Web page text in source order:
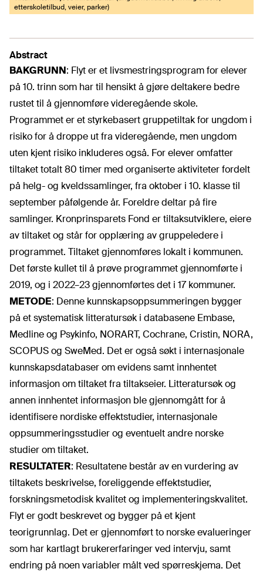
etterskoletilbud, veier, parker)
Abstract
BAKGRUNN: Flyt er et livsmestringsprogram for elever
på 10. trinn som har til hensikt å gjøre deltakere bedre
rustet til å gjennomføre videregående skole.
Programmet er et styrkebasert gruppetiltak for ungdom i
risiko for å droppe ut fra videregående, men ungdom
uten kjent risiko inkluderes også. For elever omfatter
tiltaket totalt 80 timer med organiserte aktiviteter fordelt
på helg- og kveldssamlinger, fra oktober i 10. klasse til
september påfølgende år. Foreldre deltar på fire
samlinger. Kronprinsparets Fond er tiltaksutviklere, eiere
av tiltaket og står for opplæring av gruppeledere i
programmet. Tiltaket gjennomføres lokalt i kommunen.
Det første kullet til å prøve programmet gjennomførte i
2019, og i 2022–23 gjennomførtes det i 17 kommuner.
METODE: Denne kunnskapsoppsummeringen bygger
på et systematisk litteratursøk i databasene Embase,
Medline og Psykinfo, NORART, Cochrane, Cristin, NORA,
SCOPUS og SweMed. Det er også søkt i internasjonale
kunnskapsdatabaser om evidens samt innhentet
informasjon om tiltaket fra tiltakseier. Litteratursøk og
annen innhentet informasjon ble gjennomgått for å
identifisere nordiske effektstudier, internasjonale
oppsummeringsstudier og eventuelt andre norske
studier om tiltaket.
RESULTATER: Resultatene består av en vurdering av
tiltakets beskrivelse, foreliggende effektstudier,
forskningsmetodisk kvalitet og implementeringskvalitet.
Flyt er godt beskrevet og bygger på et kjent
teorigrunnlag. Det er gjennomført to norske evalueringer
som har kartlagt brukererfaringer ved intervju, samt
endring på noen variabler målt ved spørreskjema. Det